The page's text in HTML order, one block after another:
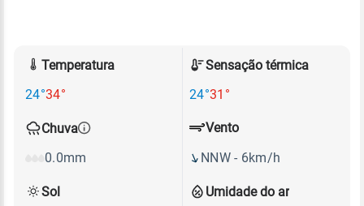
Temperatura
24°34°
Sensação térmica
24°31°
Chuva
0.0mm
Umidade do ar
Vento
NNW - 6km/h
Sol